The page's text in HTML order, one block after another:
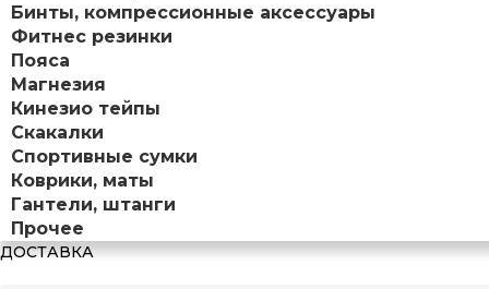
Бинты, компрессионные аксессуары
Фитнес резинки
Пояса
Магнезия
Кинезио тейпы
Скакалки
Спортивные сумки
Коврики, маты
Гантели, штанги
Прочее
ДОСТАВКА